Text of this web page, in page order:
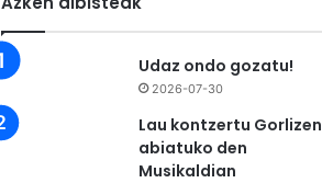
Udaz ondo gozatu!
2026-07-30
Lau kontzertu Gorlizen
abiatuko den
Musikaldian